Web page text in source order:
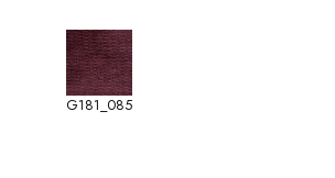
G181_085